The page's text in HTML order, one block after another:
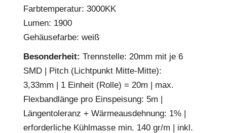
Farbtemperatur: 3000KK
Lumen: 1900
Gehäusefarbe: weiß
Besonderheit: Trennstelle: 20mm mit je 6
SMD | Pitch (Lichtpunkt Mitte-Mitte):
3,33mm | 1 Einheit (Rolle) = 20m | max.
Flexbandlänge pro Einspeisung: 5m |
Längentoleranz + Wärmeausdehnung: 1% |
erforderliche Kühlmasse min. 140 gr/m | inkl.